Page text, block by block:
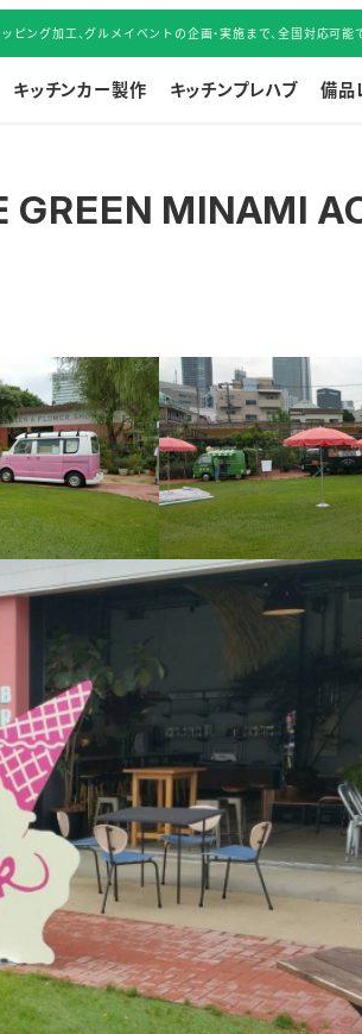
ング加工、グルメイベントの企画・実施まで、全国対応可能
キッチンカー製作 キッチンプレハブ 備品
GREEN MINAMI